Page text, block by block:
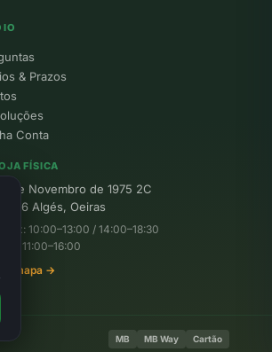
& Prazos
Conta
FÍSICA
de Novembro de 1975 2C
156 Algés, Oeiras
10:00–13:00 / 14:00–18:30
11:00–16:00
no mapa →
MB MB Way Cartão